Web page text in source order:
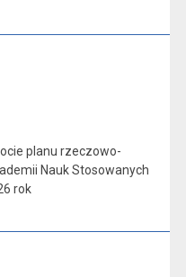
planu rzeczowo-
Nauk Stosowanych
rok